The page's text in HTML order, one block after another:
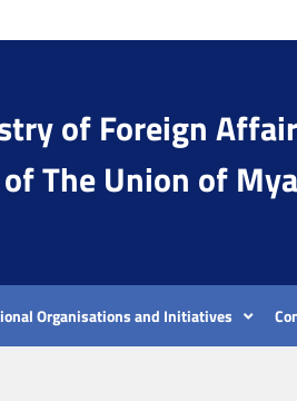
of Foreign
The Union of
Organisations and Initiatives